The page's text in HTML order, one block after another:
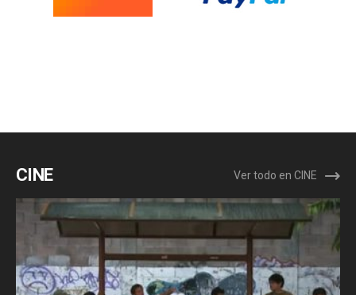
CINE Ver todo en CINE